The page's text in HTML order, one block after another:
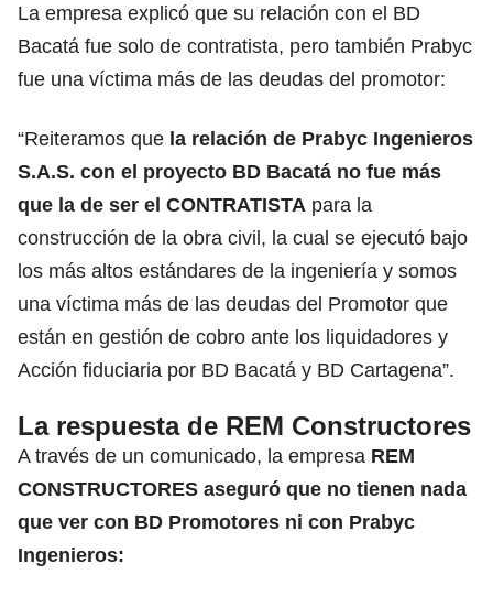
La empresa explicó que su relación con el BD
Bacatá fue solo de contratista, pero también Prabyc
fue una víctima más de las deudas del promotor:
“Reiteramos que la relación de Prabyc Ingenieros
S.A.S. con el proyecto BD Bacatá no fue más
que la de ser el CONTRATISTA para la
construcción de la obra civil, la cual se ejecutó bajo
los más altos estándares de la ingeniería y somos
una víctima más de las deudas del Promotor que
están en gestión de cobro ante los liquidadores y
Acción fiduciaria por BD Bacatá y BD Cartagena”.
La respuesta de REM Constructores
A través de un comunicado, la empresa REM
CONSTRUCTORES aseguró que no tienen nada
que ver con BD Promotores ni con Prabyc
Ingenieros: